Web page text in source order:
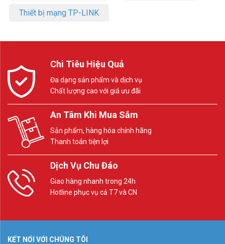
Thiết bị mạng TP-LINK
Chi Tiêu Hiệu Quả
Đa dạng sản phẩm và dịch vụ
Chất lượng cao với giá ưu đãi
An Tâm Khi Mua Sắm
Sản phẩm, hàng hóa chính hãng
Thanh toán tiện lợi
Dịch Vụ Chu Đáo
Giao hàng nhanh trong 24h
Hotline phục vụ cả T7 và CN
KẾT NỐI VỚI CHÚNG TÔI